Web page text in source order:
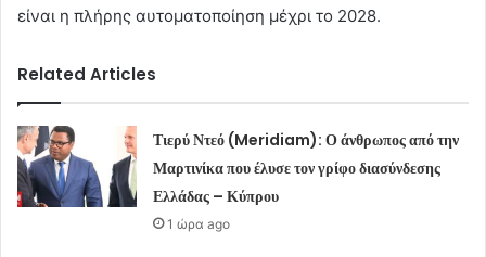
είναι η πλήρης αυτοματοποίηση μέχρι το 2028.
Related Articles
Τιερύ Ντεό (Meridiam): Ο άνθρωπος από την
Μαρτινίκα που έλυσε τον γρίφο διασύνδεσης
Ελλάδας – Κύπρου
1 ώρα ago